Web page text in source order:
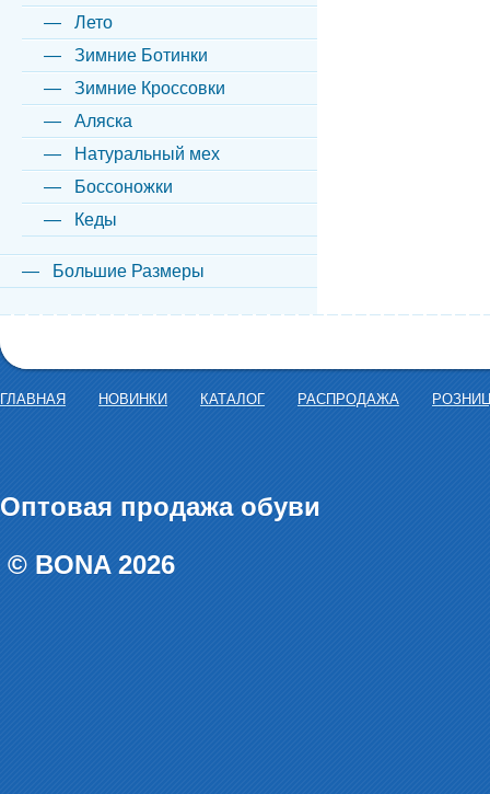
Лето
Зимние Ботинки
Зимние Кроссовки
Аляска
Натуральный мех
Боссоножки
Кеды
Большие Размеры
ГЛАВНАЯ НОВИНКИ КАТАЛОГ РАСПРОДАЖА
Оптовая продажа обуви
© BONA 2026